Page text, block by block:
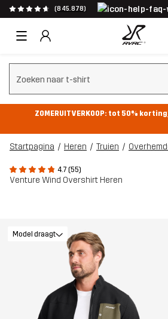
(845.878)
Zoeken wissen
ZOMERUITVERKOOP: tot 50% korting
Startpagina Heren Truien
4.7 (55)
Venture Wind Overshirt Heren
Model draagt